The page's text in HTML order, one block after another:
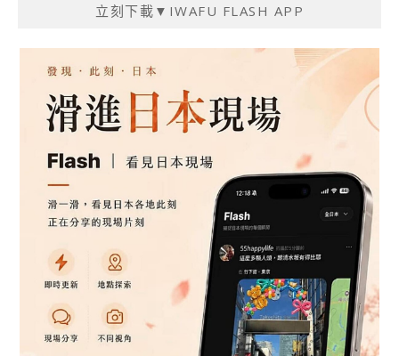
立刻下載▼IWAFU FLASH APP